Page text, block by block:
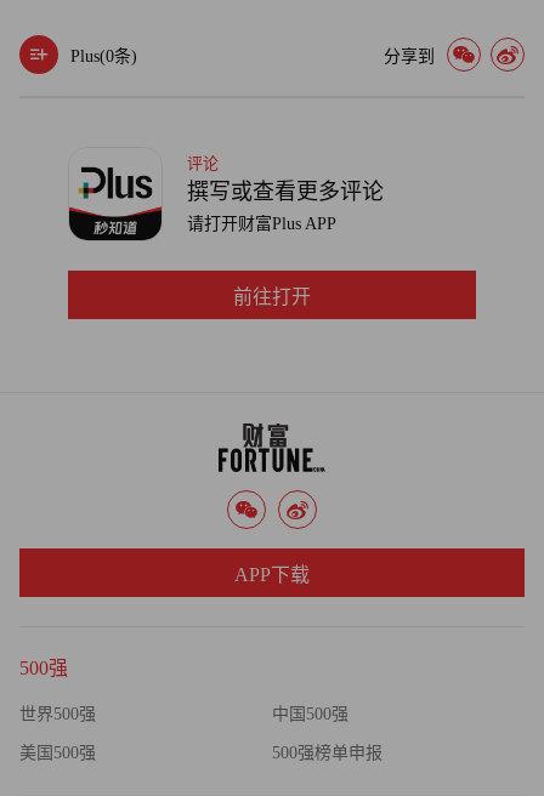
Plus(0条) 分享到
评论
撰写或查看更多评论
请打开财富Plus APP
前往打开
500强
世界500强 中国500强
美国500强 500强榜单申报
APP下载